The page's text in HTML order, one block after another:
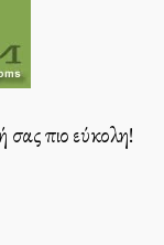
πιο εύκολη!